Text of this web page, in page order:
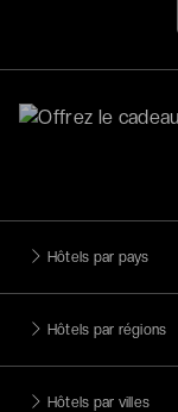
Hôtels par pays
Hôtels par régions
Hôtels par villes